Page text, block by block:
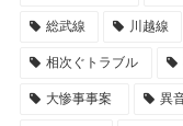
総武線 川越線
相次ぐトラブル
大惨事事案 異